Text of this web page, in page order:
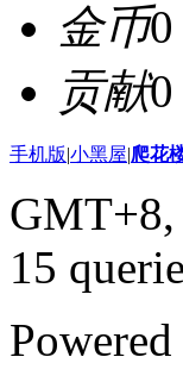
金币0
贡献0
手机版|小黑屋|爬花
GMT+8,
15